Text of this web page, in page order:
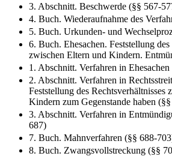
3. Abschnitt. Beschwerde (§§ 567-
4. Buch. Wiederaufnahme des
5. Buch. Urkunden- und
6. Buch. Ehesachen. Feststellung
zwischen Eltern und Kindern.
1. Abschnitt. Verfahren in
2. Abschnitt. Verfahren in
Feststellung des Rechtsverhältnisses
Kindern zum Gegenstande haben
3. Abschnitt. Verfahren in
687)
7. Buch. Mahnverfahren (§§ 688-
8. Buch. Zwangsvollstreckung (§§